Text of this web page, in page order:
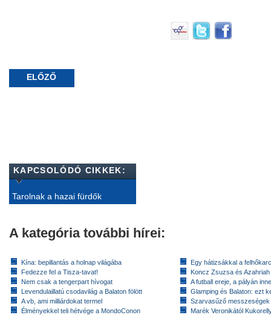
ELŐZŐ
KAPCSOLÓDÓ CIKKEK:
Tarolnak a hazai fürdők
A kategória további hírei:
Kína: bepillantás a holnap világába
Fedezze fel a Tisza-tavat!
Nem csak a tengerpart hívogat
Levendulaillatú csodavilág a Balaton fölött
A vb, ami milliárdokat termel
Élményekkel teli hétvége a MondoConon
Egy hátizsákkal a
Koncz Zsuzsa és
A futball ereje, a pályán
Glamping és Balaton: ezt
Szarvasűző messzeségek
Marék Veronikától